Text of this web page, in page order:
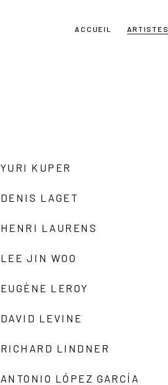
ACCUEIL ARTISTES
YURI KUPER
DENIS LAGET
HENRI LAURENS
LEE JIN WOO
EUGÈNE LEROY
DAVID LEVINE
RICHARD LINDNER
ANTONIO LÓPEZ GARCÍA